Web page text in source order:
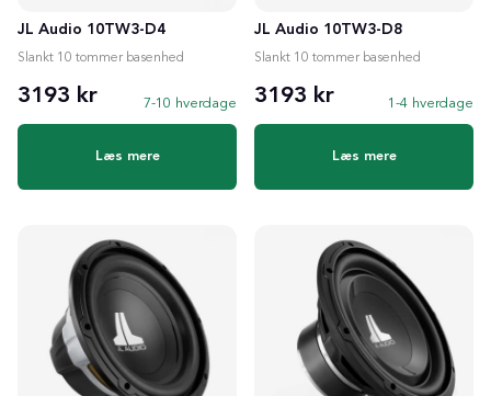
JL Audio 10TW3-D4
Slankt 10 tommer basenhed
3193 kr 7-10 hverdage
Læs mere
JL Audio 10TW3-D8
Slankt 10 tommer basenhed
3193 kr 1-4 hverdage
Læs mere